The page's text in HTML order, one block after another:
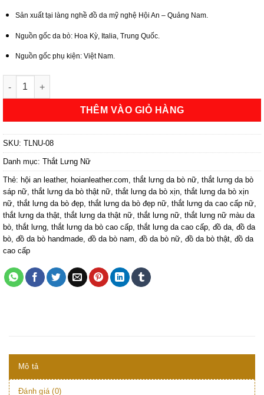
Sản xuất tại làng nghề đồ da mỹ nghệ Hội An – Quảng Nam.
Nguồn gốc da bò: Hoa Kỳ, Italia, Trung Quốc.
Nguồn gốc phụ kiện: Việt Nam.
Thắt Lưng Da Thật Nữ Đồ Da Chính Hiệu | Hội An Leather số
THÊM VÀO GIỎ HÀNG
SKU: TLNU-08
Danh mục: Thắt Lưng Nữ
Thẻ: hội an leather, hoianleather.com, thắt lưng da bò nữ, thắt lưng da bò
sáp nữ, thắt lưng da bò thật nữ, thắt lưng da bò xịn, thắt lưng da bò xịn
nữ, thắt lưng da bò đẹp, thắt lưng da bò đẹp nữ, thắt lưng da cao cấp nữ,
thắt lưng da thật, thắt lưng da thật nữ, thắt lưng nữ, thắt lưng nữ màu da
bò, thắt lưng, thắt lưng da bò cao cấp, thắt lưng da cao cấp, đồ da, đồ da
bò, đồ da bò handmade, đồ da bò nam, đồ da bò nữ, đồ da bò thật, đồ da
cao cấp
Mô tả
Đánh giá (0)